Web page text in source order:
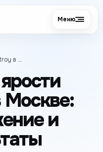
Меню
Комната ярости Udestroy в Москве: продвижение и результаты
Москве:
и